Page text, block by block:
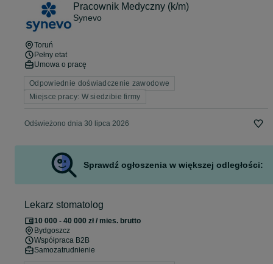
Pracownik Medyczny (k/m)
Synevo
Toruń
Pełny etat
Umowa o pracę
Odpowiednie doświadczenie zawodowe
Miejsce pracy: W siedzibie firmy
Odświeżono dnia 30 lipca 2026
Sprawdź ogłoszenia w większej odległości:
Lekarz stomatolog
10 000 - 40 000 zł / mies. brutto
Bydgoszcz
Współpraca B2B
Samozatrudnienie